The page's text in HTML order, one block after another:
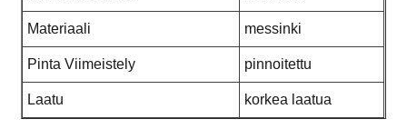
Materiaali messinki
Pinta Viimeistely pinnoitettu
Laatu korkea laatua